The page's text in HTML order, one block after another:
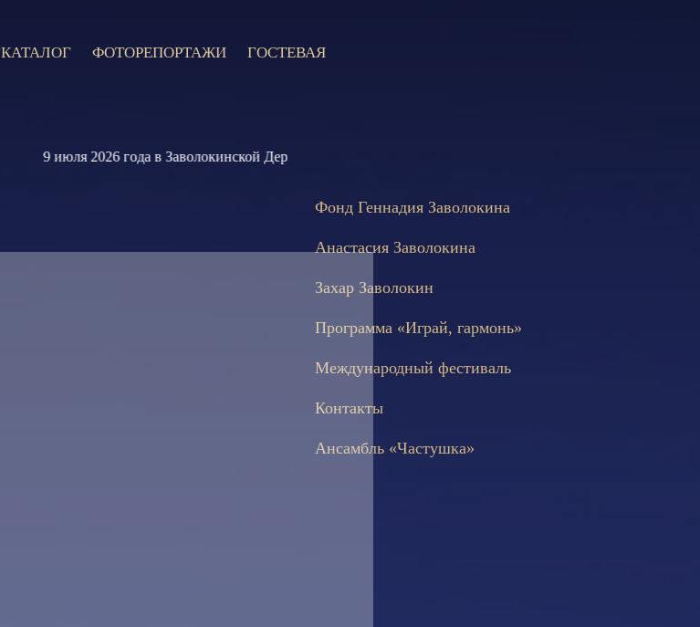
9 июля 2026 года в Заволокинской Деревне состоятся съёмки телепередачи «Играй, гармонь!»,
КАТАЛОГ ФОТОРЕПОРТАЖИ ГОСТЕВАЯ
Фонд Геннадия Заволокина
Анастасия Заволокина
Захар Заволокин
Программа «Играй, гармонь»
Международный фестиваль
Контакты
Ансамбль «Частушка»